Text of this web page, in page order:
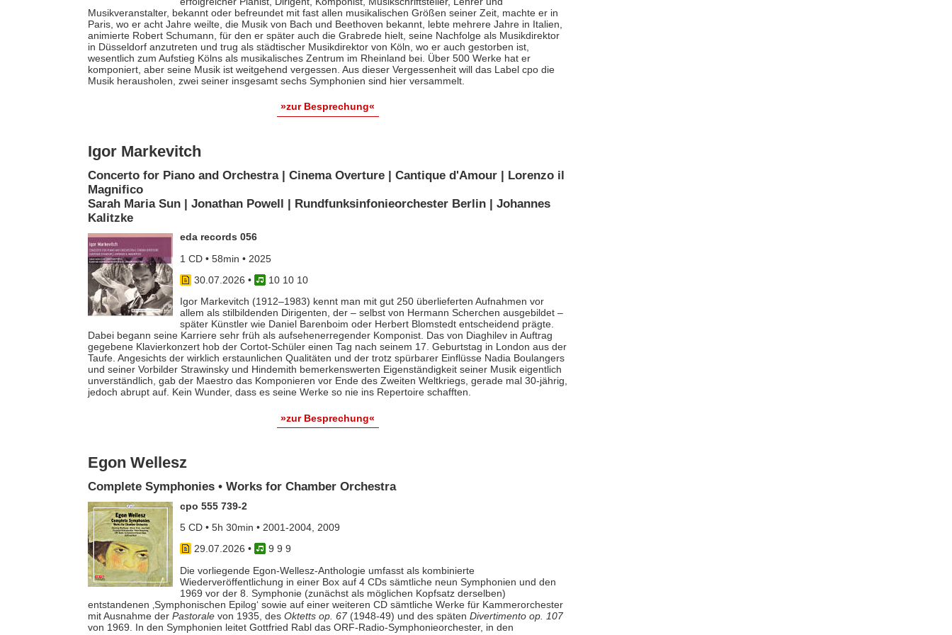
Musikveranstalter, bekannt oder befreundet mit fast allen musikalischen Größen seiner Zeit, machte er in
Paris, wo er acht Jahre weilte, die Musik von Bach und Beethoven bekannt, lebte mehrere Jahre in Italien,
animierte Robert Schumann, für den er später auch die Grabrede hielt, seine Nachfolge als Musikdirektor
in Düsseldorf anzutreten und trug als städtischer Musikdirektor von Köln, wo er auch gestorben ist,
wesentlich zum Aufstieg Kölns als musikalisches Zentrum im Rheinland bei. Über 500 Werke hat er
komponiert, aber seine Musik ist weitgehend vergessen. Aus dieser Vergessenheit will das Label cpo die
Musik herausholen, zwei seiner insgesamt sechs Symphonien sind hier versammelt.
»zur Besprechung«
Igor Markevitch
Concerto for Piano and Orchestra | Cinema Overture | Cantique d'Amour | Lorenzo il
Magnifico
Sarah Maria Sun | Jonathan Powell | Rundfunksinfonieorchester Berlin | Johannes
Kalitzke
eda records 056
1 CD • 58min • 2025
30.07.2026 •
10 10 10
Igor Markevitch (1912–1983) kennt man mit gut 250 überlieferten Aufnahmen vor
allem als stilbildenden Dirigenten, der – selbst von Hermann Scherchen ausgebildet –
später Künstler wie Daniel Barenboim oder Herbert Blomstedt entscheidend prägte.
Dabei begann seine Karriere sehr früh als aufsehenerregender Komponist. Das von Diaghilev in Auftrag
gegebene Klavierkonzert hob der Cortot-Schüler einen Tag nach seinem 17. Geburtstag in London aus der
Taufe. Angesichts der wirklich erstaunlichen Qualitäten und der trotz spürbarer Einflüsse Nadia Boulangers
und seiner Vorbilder Strawinsky und Hindemith bemerkenswerten Eigenständigkeit seiner Musik eigentlich
unverständlich, gab der Maestro das Komponieren vor Ende des Zweiten Weltkriegs, gerade mal 30-jährig,
jedoch abrupt auf. Kein Wunder, dass es seine Werke so nie ins Repertoire schafften.
»zur Besprechung«
Egon Wellesz
Complete Symphonies • Works for Chamber Orchestra
cpo 555 739-2
5 CD • 5h 30min • 2001-2004, 2009
29.07.2026 •
9 9 9
Die vorliegende Egon-Wellesz-Anthologie umfasst als kombinierte
Wiederveröffentlichung in einer Box auf 4 CDs sämtliche neun Symphonien und den
1969 vor der 8. Symphonie (zunächst als möglichen Kopfsatz derselben)
entstandenen ‚Symphonischen Epilog‘ sowie auf einer weiteren CD sämtliche Werke für Kammerorchester
mit Ausnahme der Pastoralevon 1935, des Oktetts op. 67(1948-49) und des späten Divertimento op. 107
von 1969. In den Symphonien leitet Gottfried Rabl das ORF-Radio-Symphonieorchester, in den